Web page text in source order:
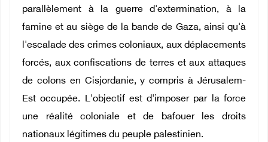
parallèlement à la guerre d'extermination, à la
famine et au siège de la bande de Gaza, ainsi qu'à
l'escalade des crimes coloniaux, aux déplacements
forcés, aux confiscations de terres et aux attaques
de colons en Cisjordanie, y compris à Jérusalem-
Est occupée. L'objectif est d'imposer par la force
une réalité coloniale et de bafouer les droits
nationaux légitimes du peuple palestinien.